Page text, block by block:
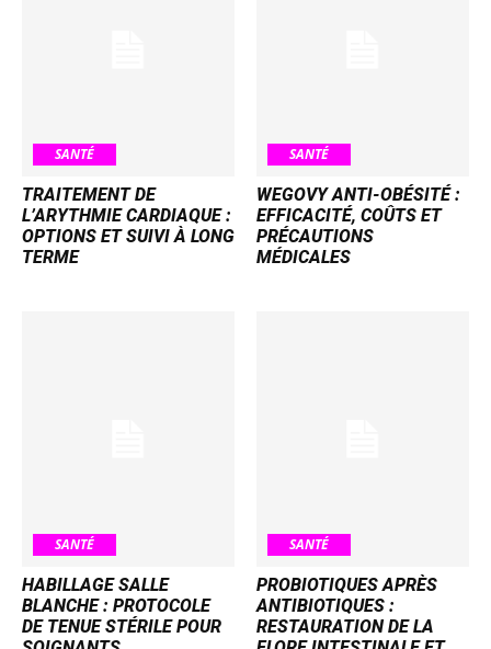
SANTÉ
TRAITEMENT DE
L’ARYTHMIE CARDIAQUE :
OPTIONS ET SUIVI À LONG
TERME
SANTÉ
WEGOVY ANTI-OBÉSITÉ :
EFFICACITÉ, COÛTS ET
PRÉCAUTIONS
MÉDICALES
SANTÉ
HABILLAGE SALLE
BLANCHE : PROTOCOLE
DE TENUE STÉRILE POUR
SANTÉ
PROBIOTIQUES APRÈS
ANTIBIOTIQUES :
RESTAURATION DE LA